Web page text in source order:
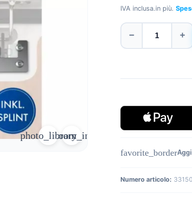
zoom_in
photo_library
IVA inclusa. in più.
− +
favorite_border
Numero articolo: